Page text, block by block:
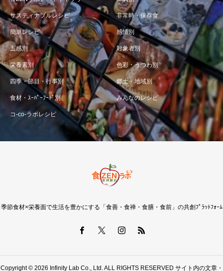
サスティナブルレシピ 非常時・保存食
簡単レシピ 感情別
五感別 対象者別
栄養素別 色彩・うつわ別
四季・節目・行事別 郷土・地域別
食材・ｽｰﾊﾟｰﾌｰﾄﾞ別 みんなのレシピ
コ-co-ラボレシピ
季節食材×栄養面で生活を豊かにする「食善・食禅・食膳・食前」の共創ﾌﾟﾗｯﾄﾌｫｰﾑ
Copyright © 2026 Infinity Lab Co., Ltd. ALL RIGHTS RESERVED サイト内の文章・